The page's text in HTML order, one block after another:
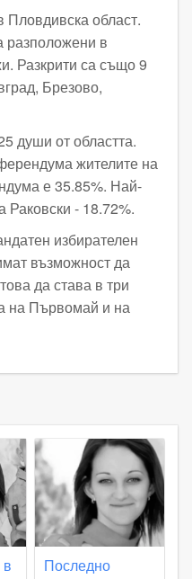
Пловдивска област.
разположени в
Разкрити са също 9
Брезово,
души от областта.
жителите на
е 35.85%. Най-
Раковски - 18.72%.
избирателен
възможност да
да става в три
на Първомай и на
Последно